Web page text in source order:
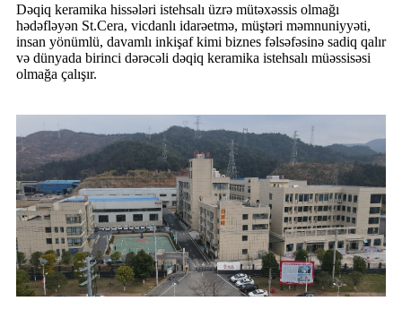
Dəqiq keramika hissələri istehsalı üzrə mütəxəssis olmağı
hədəfləyən St.Cera, vicdanlı idarəetmə, müştəri məmnuniyyəti,
insan yönümlü, davamlı inkişaf kimi biznes fəlsəfəsinə sadiq qalır
və dünyada birinci dərəcəli dəqiq keramika istehsalı müəssisəsi
olmağa çalışır.